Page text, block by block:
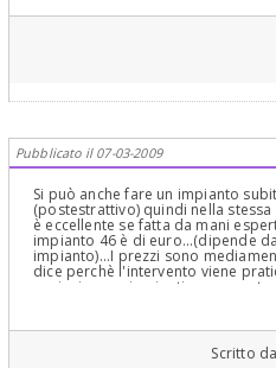
Pubblicato il 07-03-2009
Si può anche fare un impianto
(postestrattivo) quindi nella
è eccellente se fatta da mani
impianto 46 è di euro...(dipende
impianto)...I prezzi sono
dice perchè l'intervento viene
anziani o con impianti meno
uguali eppure tutti viaggiano per
Implantologi a Torino ce ne
anche se io essendo calabrese
particolare. Si rivolga all'ordine
Scritto